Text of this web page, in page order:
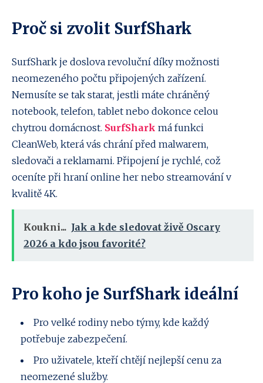
Proč si zvolit SurfShark
SurfShark je doslova revoluční díky možnosti
neomezeného počtu připojených zařízení.
Nemusíte se tak starat, jestli máte chráněný
notebook, telefon, tablet nebo dokonce celou
chytrou domácnost. SurfShark má funkci
CleanWeb, která vás chrání před malwarem,
sledovači a reklamami. Připojení je rychlé, což
oceníte při hraní online her nebo streamování v
kvalitě 4K.
Koukni... Jak a kde sledovat živě Oscary
2026 a kdo jsou favorité?
Pro koho je SurfShark ideální
Pro velké rodiny nebo týmy, kde každý
potřebuje zabezpečení.
Pro uživatele, kteří chtějí nejlepší cenu za
neomezené služby.